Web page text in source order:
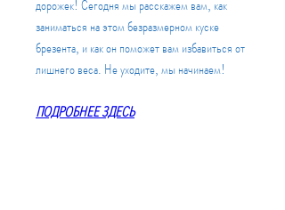
дорожек! Сегодня мы расскажем вам, как
заниматься на этом безразмерном куске
брезента, и как он поможет вам избавиться от
лишнего веса. Не уходите, мы начинаем!
ПОДРОБНЕЕ ЗДЕСЬ